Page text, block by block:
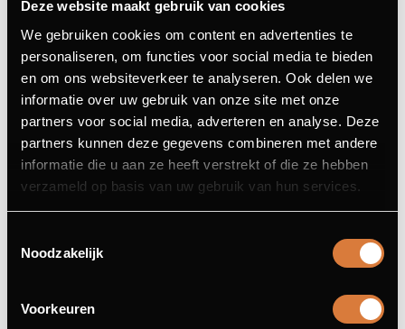
Deze website maakt gebruik van cookies
We gebruiken cookies om content en advertenties te
personaliseren, om functies voor social media te bieden
en om ons websiteverkeer te analyseren. Ook delen we
informatie over uw gebruik van onze site met onze
partners voor social media, adverteren en analyse. Deze
partners kunnen deze gegevens combineren met andere
informatie die u aan ze heeft verstrekt of die ze hebben
verzameld op basis van uw gebruik van hun services.
Noodzakelijk
Voorkeuren
OM TE DELEN
BROOD MET SMEERSELS
met alioli, kruidenboter en truffelmayonaise 6.90
Emmentaler kaas, zure room, spek en prei 13.50
FLAMMKUCHEN GEITENKAAS